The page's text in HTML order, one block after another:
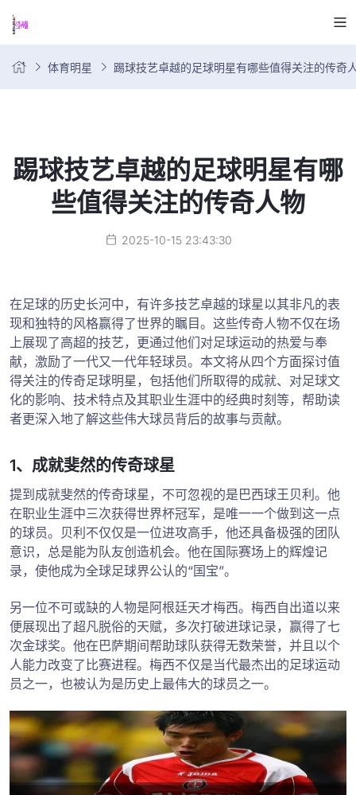
体育明星 踢球技艺卓越的足球明星有哪些值得关注的传奇
踢球技艺卓越的足球明星有哪
些值得关注的传奇人物
2025-10-15 23:43:30
在足球的历史长河中，有许多技艺卓越的球星以其非凡的表
现和独特的风格赢得了世界的瞩目。这些传奇人物不仅在场
上展现了高超的技艺，更通过他们对足球运动的热爱与奉
献，激励了一代又一代年轻球员。本文将从四个方面探讨值
得关注的传奇足球明星，包括他们所取得的成就、对足球文
化的影响、技术特点及其职业生涯中的经典时刻等，帮助读
者更深入地了解这些伟大球员背后的故事与贡献。
1、成就斐然的传奇球星
提到成就斐然的传奇球星，不可忽视的是巴西球王贝利。他
在职业生涯中三次获得世界杯冠军，是唯一一个做到这一点
的球员。贝利不仅仅是一位进攻高手，他还具备极强的团队
意识，总是能为队友创造机会。他在国际赛场上的辉煌记
录，使他成为全球足球界公认的“国宝”。
另一位不可或缺的人物是阿根廷天才梅西。梅西自出道以来
便展现出了超凡脱俗的天赋，多次打破进球记录，赢得了七
次金球奖。他在巴萨期间帮助球队获得无数荣誉，并且以个
人能力改变了比赛进程。梅西不仅是当代最杰出的足球运动
员之一，也被认为是历史上最伟大的球员之一。